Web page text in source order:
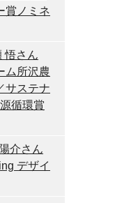
賞ノミネ
さん
ム所沢農
サステナ
循環賞
介さん
デザイ